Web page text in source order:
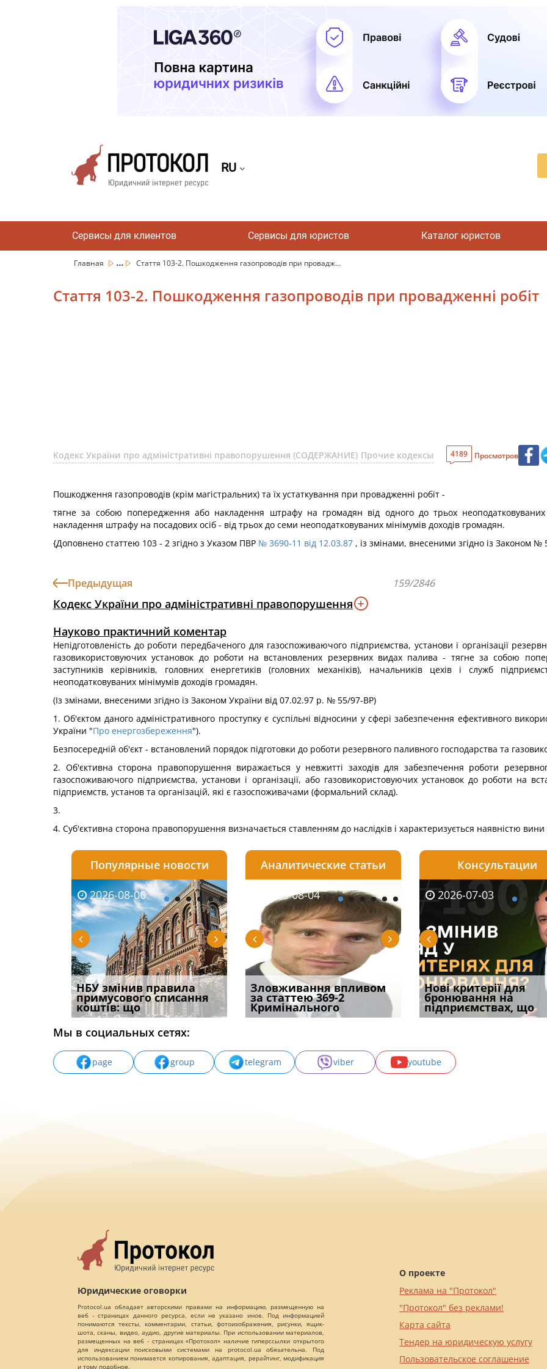
RU
Сервисы для клиентов Сервисы для юристов Каталог юристов
Главная ... Стаття 103-2. Пошкодження газопроводів при провадж...
Стаття 103-2. Пошкодження газопроводів при провадженні робіт
Кодекс України про адміністративні правопорушення (СОДЕРЖАНИЕ) Прочие кодексы 4189 Просмотров
Пошкодження газопроводів (крім магістральних) та їх устаткування при провадженні робіт -
тягне за собою попередження або накладення штрафу на громадян від одного до трьох
накладення штрафу на посадових осіб - від трьох до семи неоподатковуваних мінімумів доходів громадян.
{Доповнено статтею 103 - 2 згідно з Указом ПВР № 3690-11 від 12.03.87 , із змінами, внесеними згідно із Законом №
Предыдущая 159/2846
Кодекс України про адміністративні правопорушення
Науково практичний коментар
Непідготовленість до роботи передбаченого для газоспоживаючого підприємства, установи і організації
газовикористовуючих установок до роботи на встановлених резервних видах палива - тягне за собою
заступників керівників, головних енергетиків (головних механіків), начальників цехів і служб
неоподатковуваних мінімумів доходів громадян.
(Із змінами, внесеними згідно із Законом України від 07.02.97 р. № 55/97-ВР)
1. Об'єктом даного адміністративного проступку є суспільні відносини у сфері забезпечення ефективного
України "Про енергозбереження").
Безпосередній об'єкт - встановлений порядок підготовки до роботи резервного паливного господарства та
2. Об'єктивна сторона правопорушення виражається у невжитті заходів для забезпечення роботи
газоспоживаючого підприємства, установи і організації, або газовикористовуючих установок до роботи на
підприємств, установ та організацій, які є газоспоживачами (формальний склад).
3.
4. Суб'єктивна сторона правопорушення визначається ставленням до наслідків і характеризується наявністю
Популярные новости
2026-08-06
НБУ змінив правила
примусового списання
коштів: що
2026-08-06
Якщо суд встановив для
відшкодування шкоди
наявніс
2026-08-06
Документи, на яких не
проставляється
апостиль: пер
Аналитические статьи
2026-08-03
Водії можуть отримати
компенсацію за
незаконні дії
2026-08-04
Зловживання впливом
за статтею 369-2
Кримінального
2026-08-04
Переоформлення
відстрочки за іншою
підставою: нов
Консультации
2026-05-25
Кого з юристів замінить
ШІ, а хто зароблятиме
міль
2026-07-03
Нові критерії для
бронювання на
підприємствах, що
2026-07-30
Восьмий ААС
підтвердив, що
може скас
Мы в социальных сетях:
page group telegram viber youtube
Юридические оговорки
Protocol.ua обладает авторскими правами на информацию, размещенную на
веб - страницах данного ресурса, если не указано иное. Под информацией
понимаются тексты, комментарии, статьи, фотоизображения, рисунки, ящик-
шота, сканы, видео, аудио, другие материалы. При использовании материалов,
размещенных на веб - страницах «Протокол» наличие гиперссылки открытого
для индексации поисковыми системами на protocol.ua обязательна. Под
использованием понимается копирования, адаптация, рерайтинг, модификация
и тому подобное.
О проекте
Реклама на "Протокол"
"Протокол" без реклами!
Карта сайта
Тендер на юридическую услугу
Пользовательское соглашение